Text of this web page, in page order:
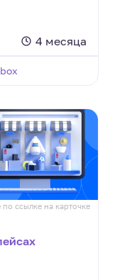
4 месяца
ссылке на карточке